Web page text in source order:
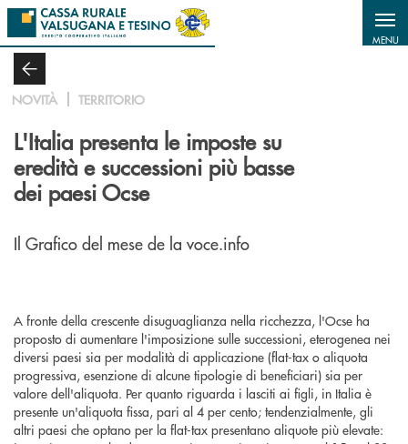
Salta al contenuto principale
MENU
NOVITÀ TERRITORIO
L'Italia presenta le imposte su
eredità e successioni più basse
dei paesi Ocse
Il Grafico del mese de la voce.info
A fronte della crescente disuguaglianza nella ricchezza, l'Ocse ha
proposto di aumentare l'imposizione sulle successioni, eterogenea nei
diversi paesi sia per modalità di applicazione (flat-tax o aliquota
progressiva, esenzione di alcune tipologie di beneficiari) sia per
valore dell'aliquota. Per quanto riguarda i lasciti ai figli, in Italia è
presente un'aliquota fissa, pari al 4 per cento; tendenzialmente, gli
altri paesi che optano per la flat-tax presentano aliquote più elevate: